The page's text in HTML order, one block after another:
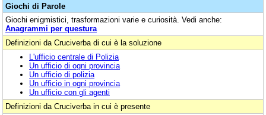
Giochi di Parole
Giochi enigmistici, trasformazioni varie e curiosità. Vedi anche:
Anagrammi per questura
Definizioni da Cruciverba di cui è la soluzione
L'ufficio centrale di Polizia
Un ufficio di ogni provincia
Un ufficio di polizia
Un ufficio in ogni provincia
Un ufficio con gli agenti
Definizioni da Cruciverba in cui è presente